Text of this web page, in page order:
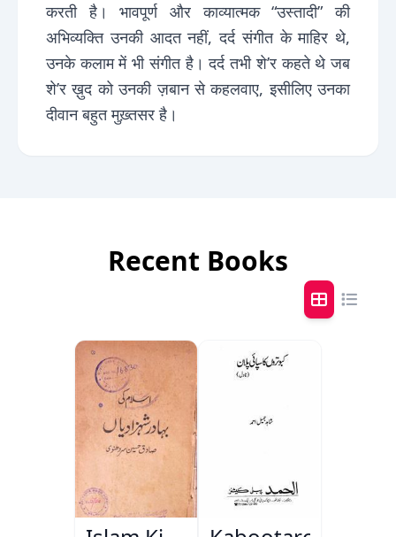
करती है। भावपूर्ण और काव्यात्मक “उस्तादी” की
अभिव्यक्ति उनकी आदत नहीं, दर्द संगीत के माहिर थे,
उनके कलाम में भी संगीत है। दर्द तभी शे’र कहते थे जब
शे’र ख़ुद को उनकी ज़बान से कहलवाए, इसीलिए उनका
दीवान बहुत मुख़्तसर है।
Recent Books